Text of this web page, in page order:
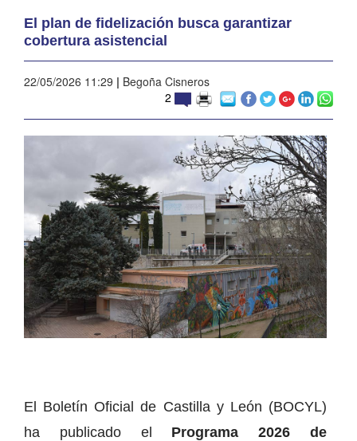
El plan de fidelización busca garantizar
cobertura asistencial
22/05/2026 11:29 | Begoña Cisneros
2
El Boletín Oficial de Castilla y León (BOCYL)
ha publicado el Programa 2026 de